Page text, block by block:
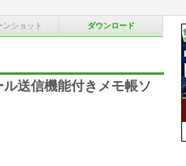
ンショット ダウンロード
送信機能付きメモ帳ソ